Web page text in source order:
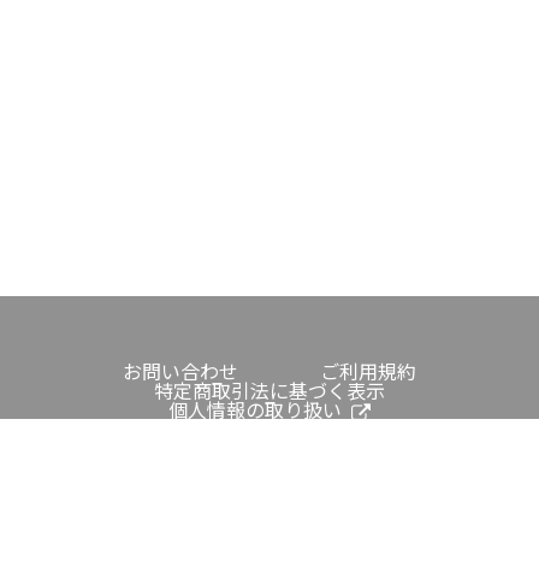
お問い合わせ ご利用規約
特定商取引法に基づく表示
個人情報の取り扱い